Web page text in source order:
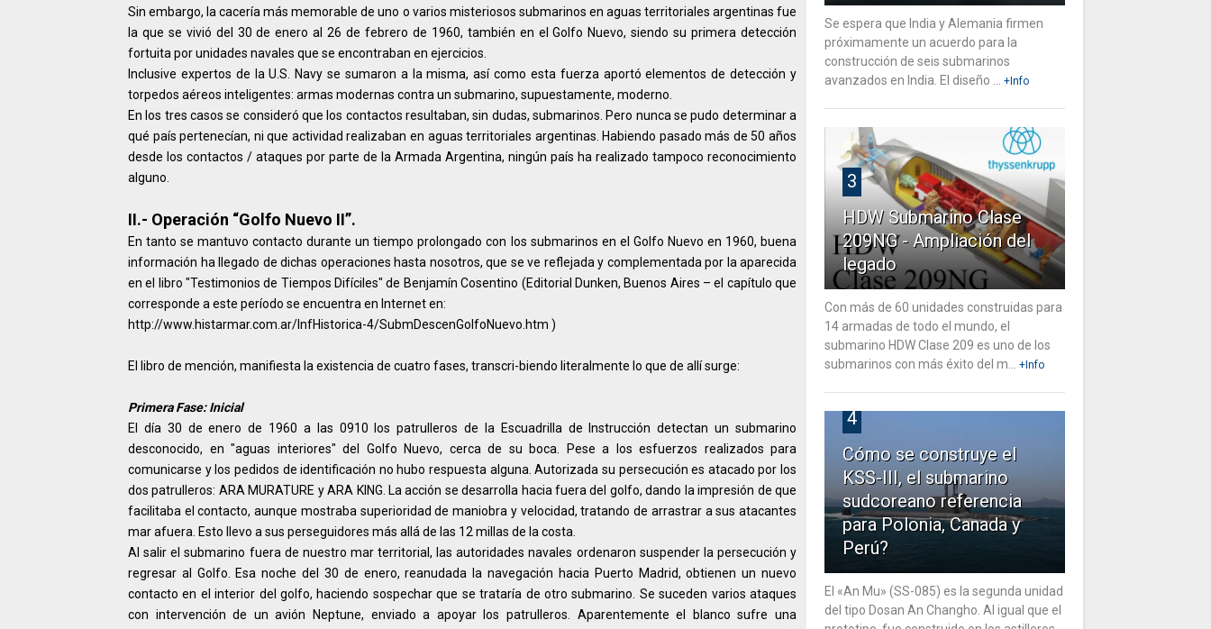
Sin embargo, la cacería más memorable de uno o varios misteriosos submarinos en aguas territoriales argentinas fue
la que se vivió del 30 de enero al 26 de febrero de 1960, también en el Golfo Nuevo, siendo su primera detección
fortuita por unidades navales que se encontraban en ejercicios.
Inclusive expertos de la U.S. Navy se sumaron a la misma, así como esta fuerza aportó elementos de detección y
torpedos aéreos inteligentes: armas modernas contra un submarino, supuestamente, moderno.
En los tres casos se consideró que los contactos resultaban, sin dudas, submarinos. Pero nunca se pudo determinar a
qué país pertenecían, ni que actividad realizaban en aguas territoriales argentinas. Habiendo pasado más de 50 años
desde los contactos / ataques por parte de la Armada Argentina, ningún país ha realizado tampoco reconocimiento
alguno.
II.- Operación “Golfo Nuevo II”.
En tanto se mantuvo contacto durante un tiempo prolongado con los submarinos en el Golfo Nuevo en 1960, buena
información ha llegado de dichas operaciones hasta nosotros, que se ve reflejada y complementada por la aparecida
en el libro "Testimonios de Tiempos Difíciles" de Benjamín Cosentino (Editorial Dunken, Buenos Aires – el capítulo que
corresponde a este período se encuentra en Internet en:
http://www.histarmar.com.ar/InfHistorica-4/SubmDescenGolfoNuevo.htm )
El libro de mención, manifiesta la existencia de cuatro fases, transcri-biendo literalmente lo que de allí surge:
Primera Fase: Inicial
El día 30 de enero de 1960 a las 0910 los patrulleros de la Escuadrilla de Instrucción detectan un submarino
desconocido, en "aguas interiores" del Golfo Nuevo, cerca de su boca. Pese a los esfuerzos realizados para
comunicarse y los pedidos de identificación no hubo respuesta alguna. Autorizada su persecución es atacado por los
dos patrulleros: ARA MURATURE y ARA KING. La acción se desarrolla hacia fuera del golfo, dando la impresión de que
facilitaba el contacto, aunque mostraba superioridad de maniobra y velocidad, tratando de arrastrar a sus atacantes
mar afuera. Esto llevo a sus perseguidores más allá de las 12 millas de la costa.
Al salir el submarino fuera de nuestro mar territorial, las autoridades navales ordenaron suspender la persecución y
regresar al Golfo. Esa noche del 30 de enero, reanudada la navegación hacia Puerto Madrid, obtienen un nuevo
contacto en el interior del golfo, haciendo sospechar que se trataría de otro submarino. Se suceden varios ataques
con intervención de un avión Neptune, enviado a apoyar los patrulleros. Aparentemente el blanco sufre una
Se espera que India y Alemania firmen
próximamente un acuerdo para la
construcción de seis submarinos
avanzados en India. El diseño ...
+Info
3
HDW Submarino Clase
209NG - Ampliación del
legado
Con más de 60 unidades construidas para
14 armadas de todo el mundo, el
submarino HDW Clase 209 es uno de los
submarinos con más éxito del m...
+Info
4
Cómo se construye el
KSS-III, el submarino
sudcoreano referencia
para Polonia, Canada y
Perú?
El «An Mu» (SS-085) es la segunda unidad
del tipo Dosan An Changho. Al igual que el